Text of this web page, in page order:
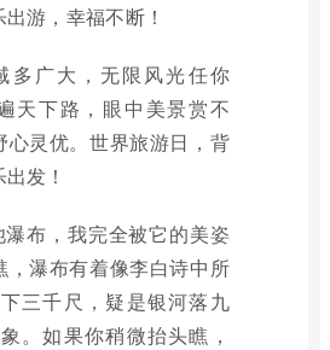
游，幸福不断！
多广大，无限风光任你
天下路，眼中美景赏不
心灵优。世界旅游日，背
发！
布，我完全被它的美姿
，瀑布有着像李白诗中所
三千尺，疑是银河落九
。如果你稍微抬头瞧，